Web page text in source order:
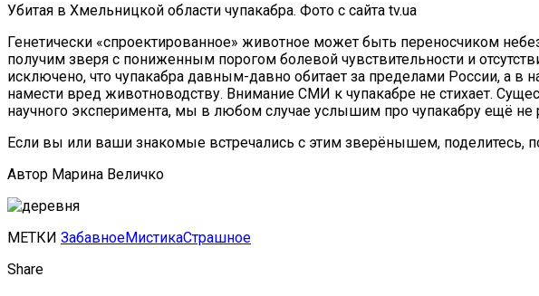
Убитая в Хмельницкой области чупакабра. Фото с сайта tv.ua
Генетически «спроектированное» животное может быть переносчиком
получим зверя с пониженным порогом болевой чувствительности и
исключено, что чупакабра давным-давно обитает за пределами России, а
намести вред животноводству. Внимание СМИ к чупакабре не стихает.
научного эксперимента, мы в любом случае услышим про чупакабру ещё не
Если вы или ваши знакомые встречались с этим зверёнышем, поделитесь,
Автор Марина Величко
МЕТКИ ЗабавноеМистикаСтрашное
Share